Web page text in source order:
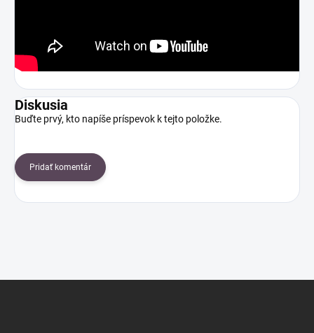
Diskusia
Buďte prvý, kto napíše príspevok k tejto položke.
Pridať komentár